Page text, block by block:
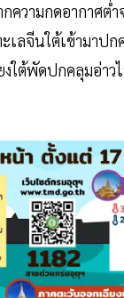
ความกดอากาศต่
ลจีนใต้เข้ามาป
ใต้พัดปกคลุมอ่า